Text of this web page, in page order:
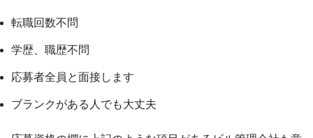
転職回数不問
学歴、職歴不問
応募者全員と面接します
ブランクがある人でも大丈夫